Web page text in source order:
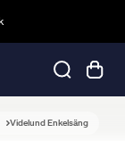
Videlund Enkelsäng